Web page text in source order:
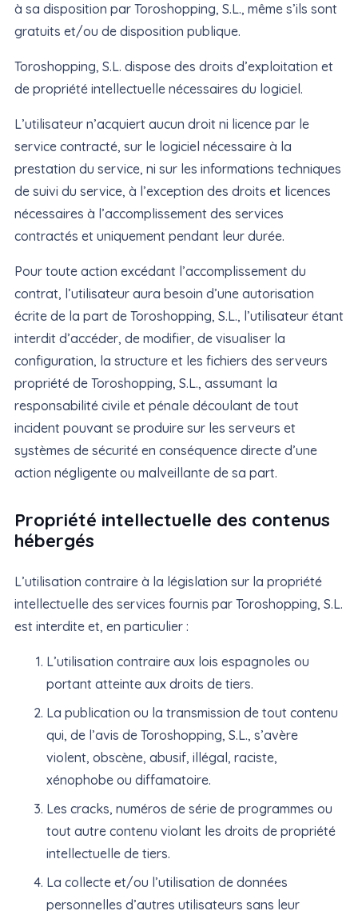
à sa disposition par Toroshopping, S.L., même s’ils sont
gratuits et/ou de disposition publique.
Toroshopping, S.L. dispose des droits d’exploitation et
de propriété intellectuelle nécessaires du logiciel.
L’utilisateur n’acquiert aucun droit ni licence par le
service contracté, sur le logiciel nécessaire à la
prestation du service, ni sur les informations techniques
de suivi du service, à l’exception des droits et licences
nécessaires à l’accomplissement des services
contractés et uniquement pendant leur durée.
Pour toute action excédant l’accomplissement du
contrat, l’utilisateur aura besoin d’une autorisation
écrite de la part de Toroshopping, S.L., l’utilisateur étant
interdit d’accéder, de modifier, de visualiser la
configuration, la structure et les fichiers des serveurs
propriété de Toroshopping, S.L., assumant la
responsabilité civile et pénale découlant de tout
incident pouvant se produire sur les serveurs et
systèmes de sécurité en conséquence directe d’une
action négligente ou malveillante de sa part.
Propriété intellectuelle des contenus
hébergés
L’utilisation contraire à la législation sur la propriété
intellectuelle des services fournis par Toroshopping, S.L.
est interdite et, en particulier :
L’utilisation contraire aux lois espagnoles ou
portant atteinte aux droits de tiers.
La publication ou la transmission de tout contenu
qui, de l’avis de Toroshopping, S.L., s’avère
violent, obscène, abusif, illégal, raciste,
xénophobe ou diffamatoire.
Les cracks, numéros de série de programmes ou
tout autre contenu violant les droits de propriété
intellectuelle de tiers.
La collecte et/ou l’utilisation de données
personnelles d’autres utilisateurs sans leur